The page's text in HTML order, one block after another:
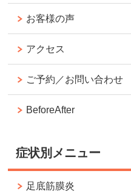
お客様の声
アクセス
ご予約／お問い合わせ
BeforeAfter
症状別メニュー
足底筋膜炎